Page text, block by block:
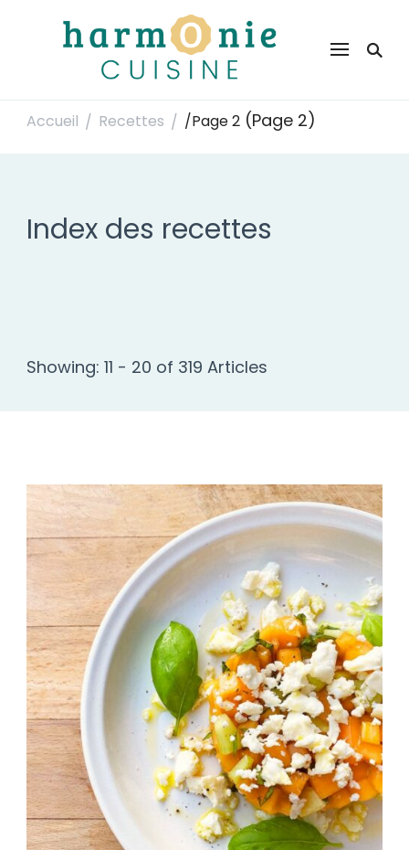
Harmonie Cuisine
Accueil / Recettes / /Page 2 (Page 2)
Index des recettes
Showing: 11 - 20 of 319 Articles